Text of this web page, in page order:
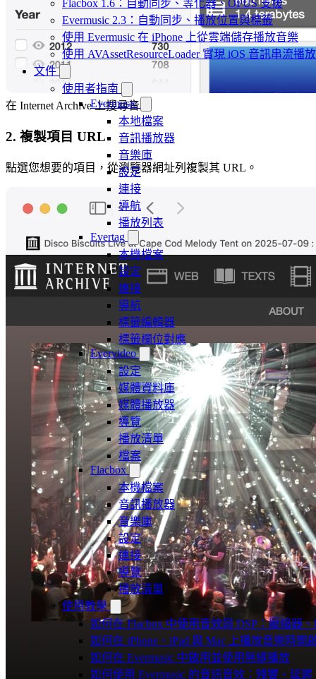
Flacbox 1.6：自動同步、等化器、OPUS 支援
Evermusic 2.3：自動同步、播放位置與標籤
使用 Evermusic 在 iPhone 上從雲端儲存播放音樂
使用 AVAssetResourceLoader 實現 iOS 音訊串流播放
文件
使用者指南
Evermusic
本地檔案
音訊播放器
音樂庫
設定
連接
導航
播放列表
Evertag
本機檔案
設定
連接
導航
標籤編輯器
標籤欄位對應
Evervideo
設定
媒體資料庫
媒體播放器
導覽
播放清單
檔案
Flacbox
本機檔案
音訊播放器
音樂庫
設定
連接
導覽
播放清單
使用教學
如何在 Flacbox 中使用音效與 DSP：壓縮器
如何在 iPhone、iPad 與 Mac 上播放音樂時開
如何在 Evermusic 中啟用並使用無縫播放
如何使用 Evermusic 的音訊音效：殘響、延
在 Internet Archive 上搜尋音樂
2. 複製項目 URL
點選您想要的項目，從瀏覽器網址列複製其 URL。